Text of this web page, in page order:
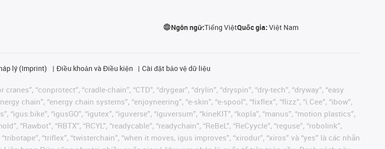
Ngôn ngữ:Tiếng ViệtQuốc gia:Việt Nam
lý (Imprint) Điều khoản và Điều kiện Cài đặt bảo vệ dữ liệu
“conprotect”, “cradle-chain”, “CTD”, “drygear”, “drylin”, “dryspin”, “dry-tech”, “dryway”, “easy
chain”, “energy chain systems”, “enjoyneering”, “e-skin”, “e-spool”, “fixflex”, “flizz”, “i.Cee”, “ibow”,
“igus:bike”, “igusGO”, “igutex”, “iguverse”, “iguversum”, “kineKIT”, “kopla”, “manus”, “motion plastics”,
“RBTX”, “RCYL”, “readycable”, “readychain”, “ReBeL”, “ReCyycle”, “reguse”, “robolink”,
“triflex”, “twisterchain”, “when it moves, igus improves”, “xirodur”, “xiros” và “yes” là các nhãn